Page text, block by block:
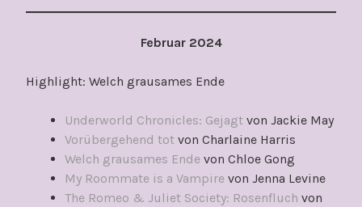
Februar 2024
Highlight: Welch grausames Ende
Underworld Chronicles: Gejagt von Jackie May
Vorübergehend tot von Charlaine Harris
Welch grausames Ende von Chloe Gong
My Roommate is a Vampire von Jenna Levine
The Romeo & Juliet Society: Rosenfluch von